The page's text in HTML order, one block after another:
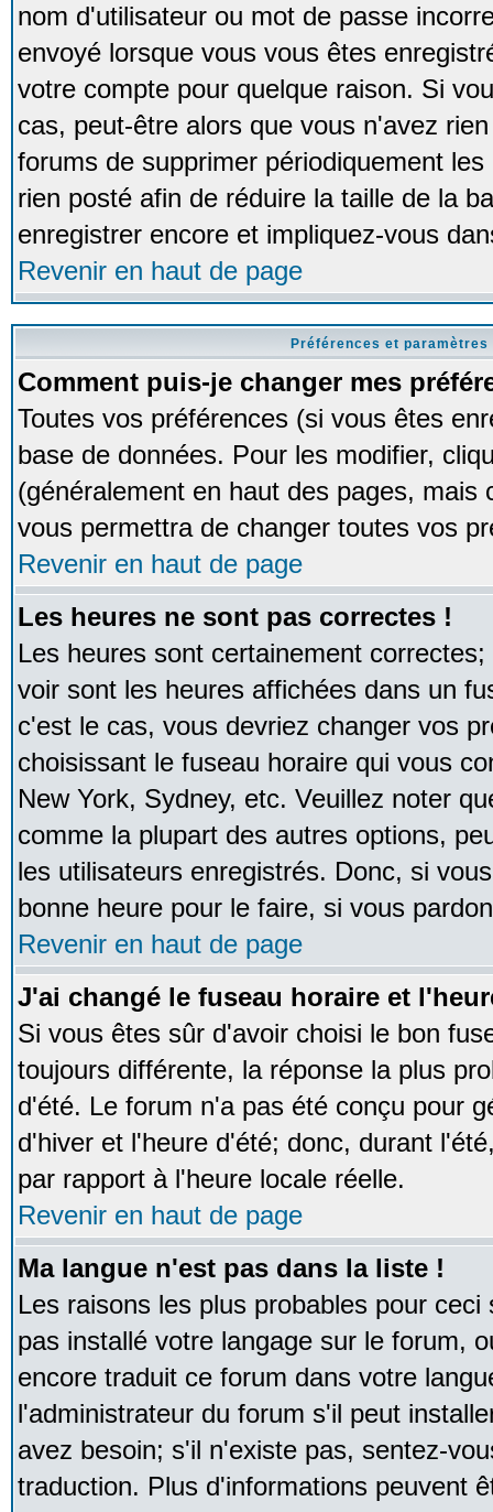
nom d'utilisateur ou mot de passe
envoyé lorsque vous vous êtes
votre compte pour quelque raison. Si
cas, peut-être alors que vous n'avez
forums de supprimer périodiquement
rien posté afin de réduire la taille de la
enregistrer encore et impliquez-vous
Revenir en haut de page
Préférences et
Comment puis-je changer mes
Toutes vos préférences (si vous êtes
base de données. Pour les modifier,
(généralement en haut des pages,
vous permettra de changer toutes vos
Revenir en haut de page
Les heures ne sont pas correctes !
Les heures sont certainement
voir sont les heures affichées dans un
c'est le cas, vous devriez changer vos
choisissant le fuseau horaire qui vous
New York, Sydney, etc. Veuillez noter
comme la plupart des autres options,
les utilisateurs enregistrés. Donc, si
bonne heure pour le faire, si vous
Revenir en haut de page
J'ai changé le fuseau horaire et
Si vous êtes sûr d'avoir choisi le bon
toujours différente, la réponse la plus
d'été. Le forum n'a pas été conçu pour
d'hiver et l'heure d'été; donc, durant
par rapport à l'heure locale réelle.
Revenir en haut de page
Ma langue n'est pas dans la liste !
Les raisons les plus probables pour
pas installé votre langage sur le forum,
encore traduit ce forum dans votre
l'administrateur du forum s'il peut
avez besoin; s'il n'existe pas, sentez-
traduction. Plus d'informations peuvent